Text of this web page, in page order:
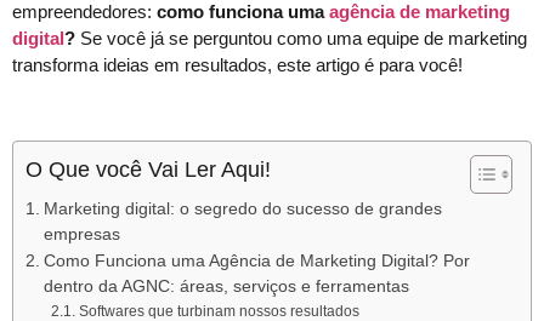
empreendedores: como funciona umaagência de marketing
digital? Se você já se perguntou como uma equipe de marketing
transforma ideias em resultados, este artigo é para você!
O Que você Vai Ler Aqui!
Marketing digital: o segredo do sucesso de grandes
empresas
Como Funciona uma Agência de Marketing Digital? Por
dentro da AGNC: áreas, serviços e ferramentas
Softwares que turbinam nossos resultados